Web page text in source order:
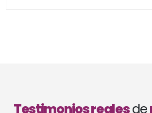
Testimonios realesde